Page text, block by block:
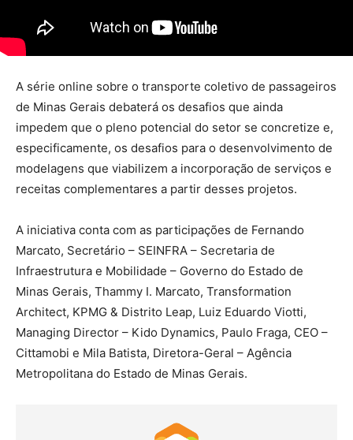
A série online sobre o transporte coletivo de passageiros
de Minas Gerais debaterá os desafios que ainda
impedem que o pleno potencial do setor se concretize e,
especificamente, os desafios para o desenvolvimento de
modelagens que viabilizem a incorporação de serviços e
receitas complementares a partir desses projetos.
A iniciativa conta com as participações de Fernando
Marcato, Secretário – SEINFRA – Secretaria de
Infraestrutura e Mobilidade – Governo do Estado de
Minas Gerais, Thammy I. Marcato, Transformation
Architect, KPMG & Distrito Leap, Luiz Eduardo Viotti,
Managing Director – Kido Dynamics, Paulo Fraga, CEO –
Cittamobi e Mila Batista, Diretora-Geral – Agência
Metropolitana do Estado de Minas Gerais.